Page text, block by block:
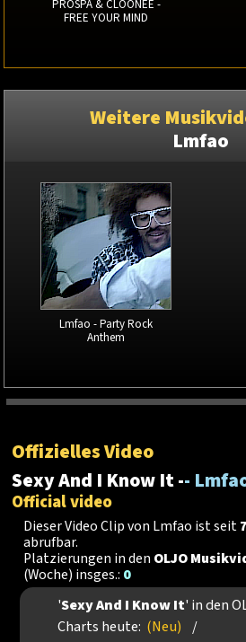
PROSPA & CLOONEE -
FREE YOUR MIND
Weitere
Lmfao
Lmfao - Party Rock
Anthem
Offizielles Video
Sexy And I Know It --
Official video
Dieser Video Clip von Lmfao ist seit
abrufbar.
Platzierungen in den OLJO
(Woche) insges.: 0
'Sexy And I Know It' in den
Charts heute: (Neu)
/